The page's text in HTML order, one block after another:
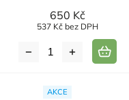
650 Kč
537 Kč bez DPH
AKCE